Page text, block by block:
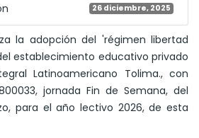
26 diciembre, 2025
la adopción del 'régimen libertad
establecimiento educativo privado
Latinoamericano Tolima., con
jornada Fin de Semana, del
para el año lectivo 2026, de esta